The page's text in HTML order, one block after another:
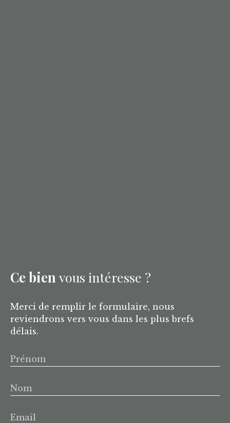
Ce bien vous intéresse ?
Merci de remplir le formulaire, nous
reviendrons vers vous dans les plus brefs
délais.
Prénom
Nom
Email